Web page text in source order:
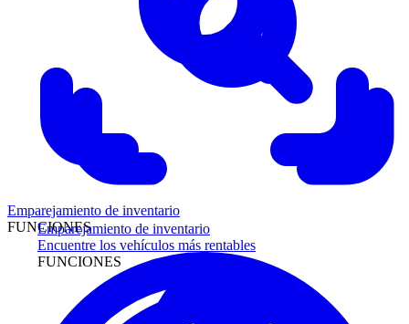
Emparejamiento de inventario
Encuentre los vehículos más rentables
FUNCIONES
Emparejamiento de inventario
FUNCIONES